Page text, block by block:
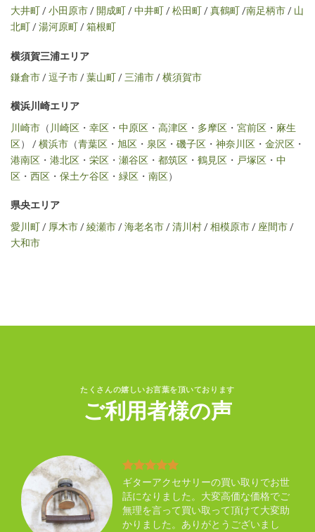
大井町/小田原市/ 開成町/中井町/松田町/真鶴町/南足柄市/ 山
北町/湯河原町/箱根町
横須賀三浦エリア
鎌倉市/逗子市/葉山町/三浦市/横須賀市
横浜川崎エリア
川崎市 （ 川崎区 ・ 幸区 ・ 中原区 ・ 高津区 ・ 多摩区 ・ 宮前区 ・ 麻生
区） /横浜市 （青葉区 ・ 旭区 ・ 泉区 ・ 磯子区 ・ 神奈川区 ・ 金沢区 ・
港南区 ・ 港北区 ・ 栄区 ・ 瀬谷区 ・ 都筑区 ・ 鶴見区 ・ 戸塚区 ・ 中
区 ・ 西区 ・ 保土ケ谷区 ・ 緑区 ・ 南区）
県央エリア
愛川町/ 厚木市/綾瀬市/海老名市/清川村/相模原市/ 座間市/
大和市
たくさんの嬉しいお言葉を頂いております
ご利用者様の声
ギターアクセサリーの買い取りでお世
話になりました。大変高価な価格でご
無理を言って買い取って頂けて大変助
かりました。ありがとうございまし